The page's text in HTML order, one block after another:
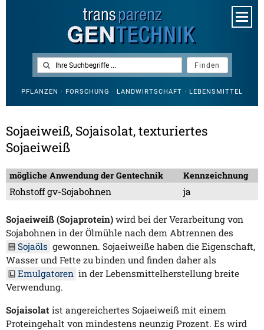
PFLANZEN · FORSCHUNG · LANDWIRTSCHAFT · LEBENSMITTEL
Sojaeiweiß, Sojaisolat, texturiertes
Sojaeiweiß
mögliche Anwendung der Gentechnik Kennzeichnung
Rohstoff gv-Sojabohnen ja
Sojaeiweiß (Sojaprotein) wird bei der Verarbeitung von
Sojabohnen in der Ölmühle nach dem Abtrennen des
Sojaöls gewonnen. Sojaeiweiße haben die Eigenschaft,
Wasser und Fette zu binden und finden daher als
Emulgatoren in der Lebensmittelherstellung breite
Verwendung.
Sojaisolat ist angereichertes Sojaeiweiß mit einem
Proteingehalt von mindestens neunzig Prozent. Es wird